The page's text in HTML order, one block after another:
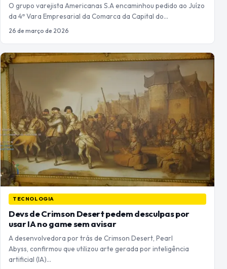
O grupo varejista Americanas S.A encaminhou pedido ao Juízo
da 4ª Vara Empresarial da Comarca da Capital do…
26 de março de 2026
TECNOLOGIA
Devs de Crimson Desert pedem desculpas por
usar IA no game sem avisar
A desenvolvedora por trás de Crimson Desert, Pearl
Abyss, confirmou que utilizou arte gerada por inteligência
artificial (IA)…